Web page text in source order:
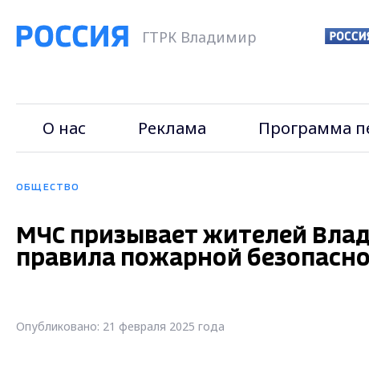
ГТРК Владимир
О нас Реклама Программа
ОБЩЕСТВО
МЧС призывает жителей
правила пожарной
Опубликовано: 21 февраля 2025 года